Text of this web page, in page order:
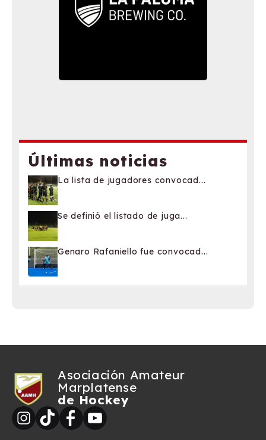
Últimas noticias
La lista de jugadores convocad...
Se definió el listado de juga...
Genaro Rafaniello fue convocad...
Asociación Amateur
Marplatense
de Hockey